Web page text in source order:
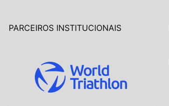
PARCEIROS INSTITUCIONAIS